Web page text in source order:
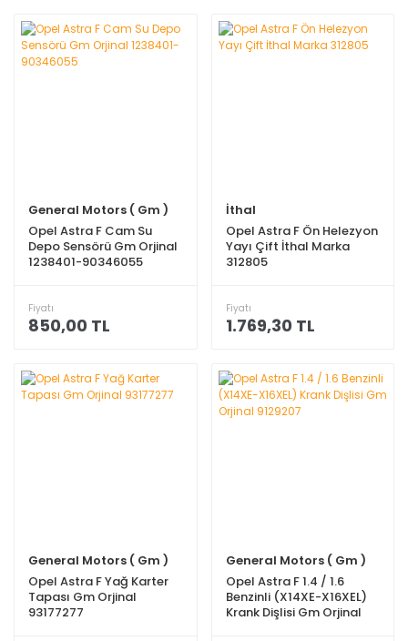
General Motors ( Gm )
Opel Astra F Cam Su
Depo Sensörü Gm Orjinal
1238401-90346055
Fiyatı
850,00 TL
İthal
Opel Astra F Ön Helezyon
Yayı Çift İthal Marka
312805
Fiyatı
1.769,30 TL
General Motors ( Gm )
Opel Astra F Yağ Karter
Tapası Gm Orjinal
93177277
General Motors ( Gm )
Opel Astra F 1.4 / 1.6
Benzinli (X14XE-X16XEL)
Krank Dişlisi Gm Orjinal